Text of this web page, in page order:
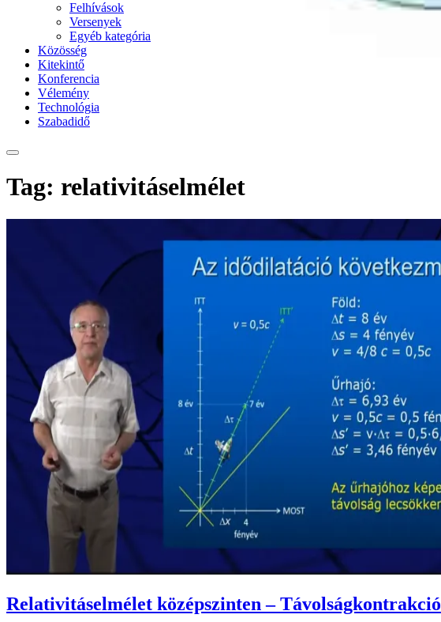
Felhívások
Versenyek
Egyéb kategória
Közösség
Kitekintő
Konferencia
Vélemény
Technológia
Szabadidő
Tag: relativitáselmélet
Relativitáselmélet középszinten – Távolságkontrakció